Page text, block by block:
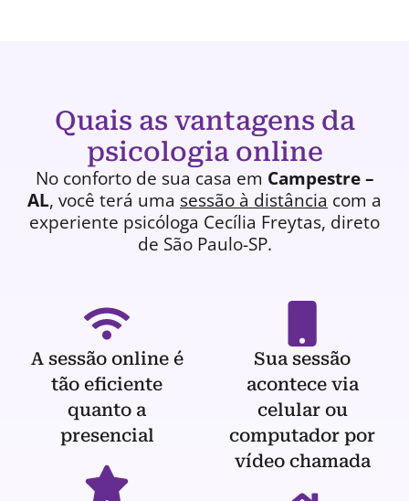
Quais as vantagens da
psicologia online
No conforto de sua casa em Campestre –
AL, você terá uma sessão à distância com a
experiente psicóloga Cecília Freytas, direto
de São Paulo-SP.
A sessão online é
tão eficiente
quanto a
presencial
Sua sessão
acontece via
celular ou
computador por
vídeo chamada